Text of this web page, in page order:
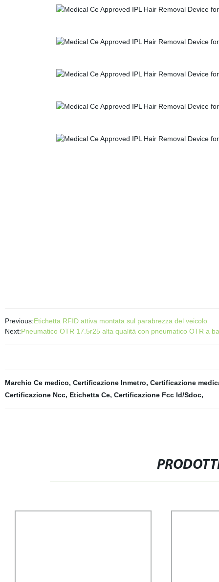
Previous:Etichetta RFID attiva montata sul parabrezza del veicolo
Next:Pneumatico OTR 17.5r25 alta qualità con pneumatico OTR a
Marchio Ce medico, Certificazione Inmetro, Certificazione
Certificazione Ncc, Etichetta Ce, Certificazione Fcc Id/Sdoc,